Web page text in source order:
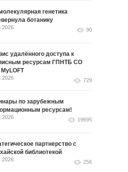
генетика
ботанику
90
удалённого доступа к
ресурсам ГПНТБ СО
729
по зарубежным
ресурсам!
19695
партнерство с
библиотекой
256